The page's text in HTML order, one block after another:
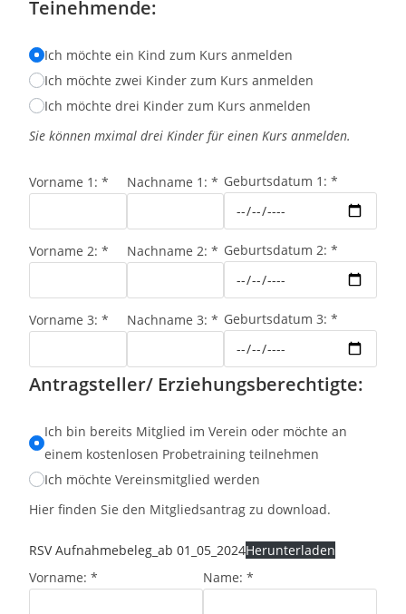
Teinehmende:
Ich möchte ein Kind zum Kurs anmelden
Ich möchte zwei Kinder zum Kurs anmelden
Ich möchte drei Kinder zum Kurs anmelden
Sie können mximal drei Kinder für einen Kurs anmelden.
Vorname 1:* Nachname 1: * Geburtsdatum 1: *
Vorname 2:* Nachname 2: * Geburtsdatum 2: *
Vorname 3:* Nachname 3: * Geburtsdatum 3: *
Antragsteller/ Erziehungsberechtigte:
Ich bin bereits Mitglied im Verein oder möchte an
einem kostenlosen Probetraining teilnehmen
Ich möchte Vereinsmitglied werden
Hier finden Sie den Mitgliedsantrag zu download.
RSV Aufnahmebeleg_ab 01_05_2024Herunterladen
Vorname:* Name: *